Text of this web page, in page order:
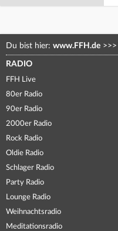
Du bist hier: www.FFH.de >>>
RADIO
FFH Live
80er Radio
90er Radio
2000er Radio
Rock Radio
Oldie Radio
Schlager Radio
Party Radio
Lounge Radio
Weihnachtsradio
Meditationsradio